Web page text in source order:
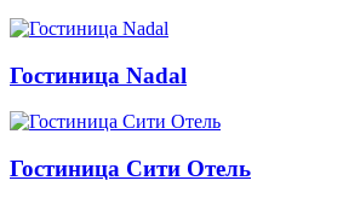
Гостиница Nadal
Гостиница Сити Отель